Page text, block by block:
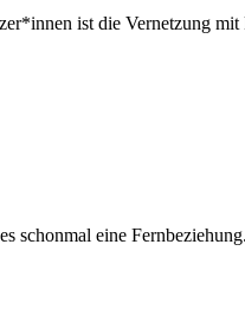
ist die Vernetzung
schonmal eine